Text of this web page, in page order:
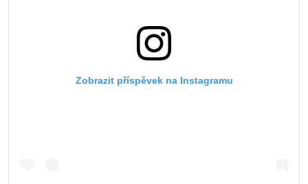
Zobrazit příspěvek na Instagramu